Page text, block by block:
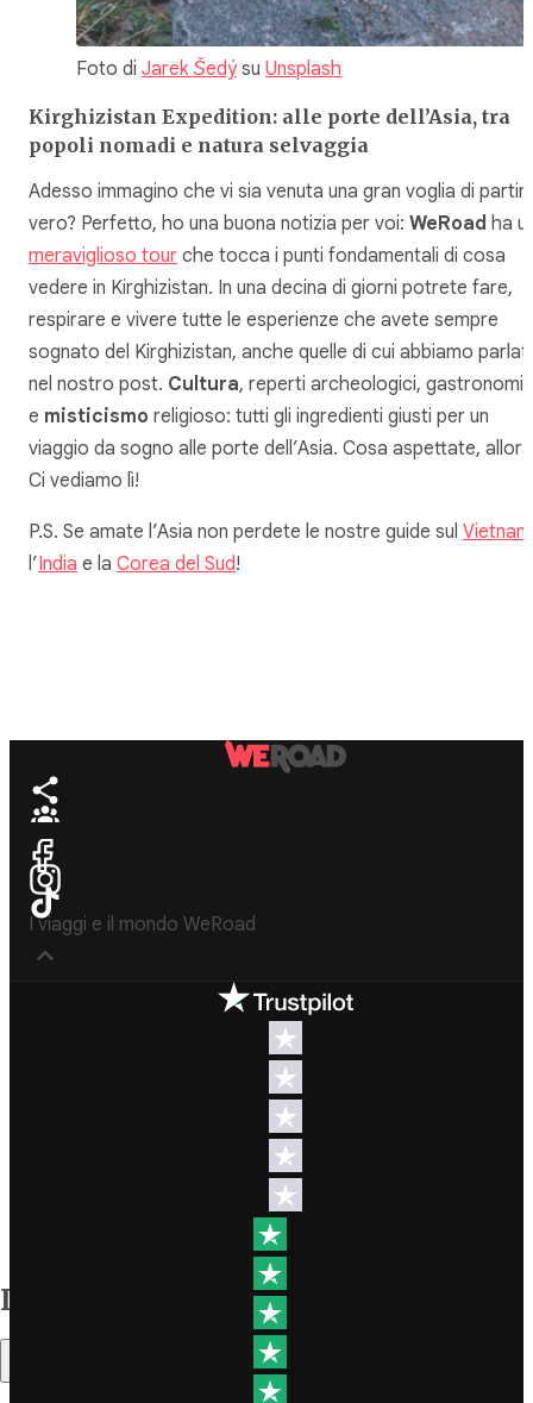
Foto di Jarek Šedýsu Unsplash
Kirghizistan Expedition: alle porte dell’Asia, tra
popoli nomadi e natura selvaggia
Adesso immagino che vi sia venuta una gran voglia di
vero? Perfetto, ho una buona notizia per voi: WeRoad ha
meraviglioso tour che tocca i punti fondamentali di cosa
vedere in Kirghizistan. In una decina di giorni potrete fare,
respirare e vivere tutte le esperienze che avete sempre
sognato del Kirghizistan, anche quelle di cui abbiamo
nel nostro post. Cultura, reperti archeologici, gastronomia
e misticismo religioso: tutti gli ingredienti giusti per un
viaggio da sogno alle porte dell’Asia. Cosa aspettate,
Ci vediamo lì!
P.S. Se amate l’Asia non perdete le nostre guide sul Vietnam
l’India e la Corea del Sud!
Indice
I viaggi e il mondo WeRoad
gruppo Nord
gruppo Sud
gruppo Africa